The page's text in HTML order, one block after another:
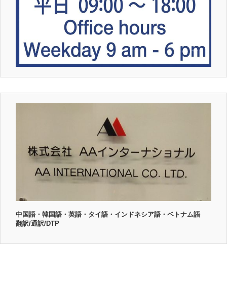
中国語・韓国語・英語・タイ語・インドネシア語・ベトナム語
翻訳/通訳/DTP